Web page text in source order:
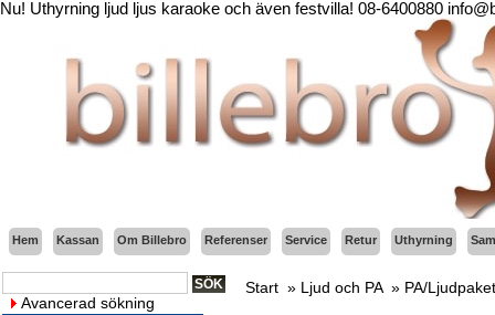
Nu! Uthyrning ljud ljus karaoke och även festvilla! 08-6400880
Hem Kassan Om Billebro Referenser Service Retur Uthyrning
Avancerad sökning
Start » Ljud och PA» PA/Ljudpaket